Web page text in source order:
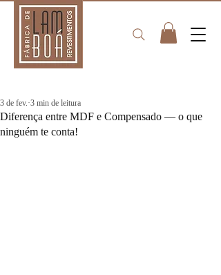
Diferença entre MDF e Compensado — o que
ninguém te conta!
3 de fev. 3 min de leitura